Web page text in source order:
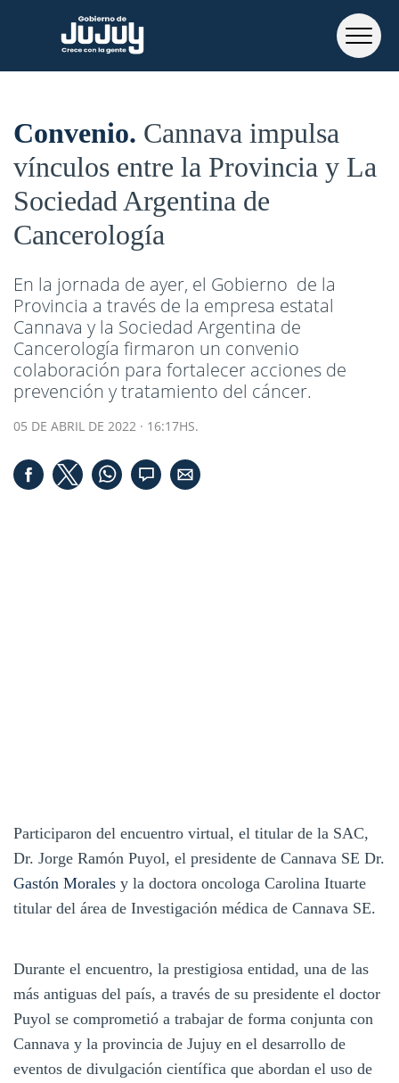
Convenio Cannava impulsa
vínculos entre la Provincia y La
Sociedad Argentina de
Cancerología
En la jornada de ayer, el Gobierno de la
Provincia a través de la empresa estatal
Cannava y la Sociedad Argentina de
Cancerología firmaron un convenio
colaboración para fortalecer acciones de
prevención y tratamiento del cáncer.
05 DE ABRIL DE 2022 · 16:17HS.
Participaron del encuentro virtual, el titular de la SAC,
Dr. Jorge Ramón Puyol, el presidente de Cannava SE Dr.
Gastón Morales y la doctora oncologa Carolina Ituarte
titular del área de Investigación médica de Cannava SE.
Durante el encuentro, la prestigiosa entidad, una de las
más antiguas del país, a través de su presidente el doctor
Puyol se comprometió a trabajar de forma conjunta con
Cannava y la provincia de Jujuy en el desarrollo de
eventos de divulgación científica que abordan el uso de